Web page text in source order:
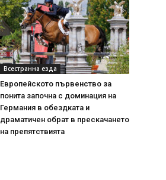
Всестранна езда
Европейското първенство за
понита започна с доминация на
Германия в обездката и
драматичен обрат в прескачането
на препятствията